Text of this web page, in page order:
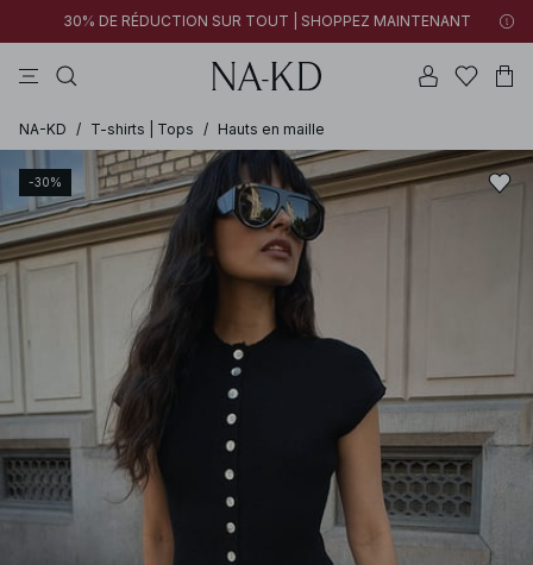
30% DE RÉDUCTION SUR TOUT | SHOPPEZ MAINTENANT
NA-KD / T-shirts | Tops / Hauts en maille
-30%